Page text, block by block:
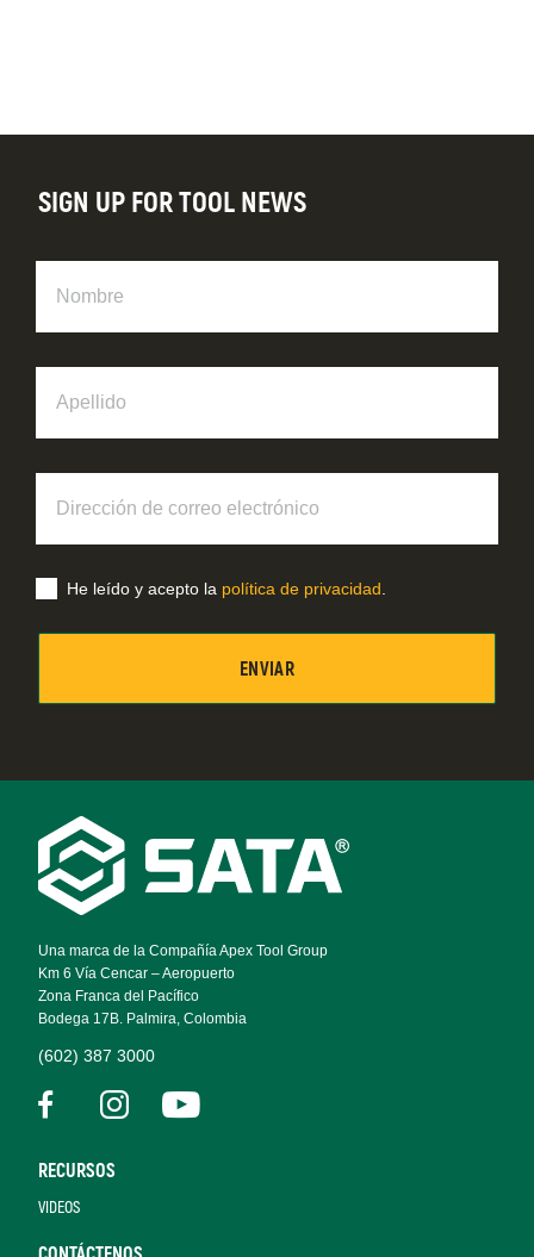
Footer
Navigation
Una marca de la Compañía Apex Tool Group
Km 6 Vía Cencar – Aeropuerto
Zona Franca del Pacífico
Bodega 17B. Palmira, Colombia
(602) 387 3000
RECURSOS
VIDEOS
SIGN UP FOR TOOL NEWS
correo
electrónico
He leído y acepto la política de privacidad